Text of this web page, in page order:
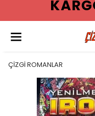
ÇİZGİ ROMANLAR